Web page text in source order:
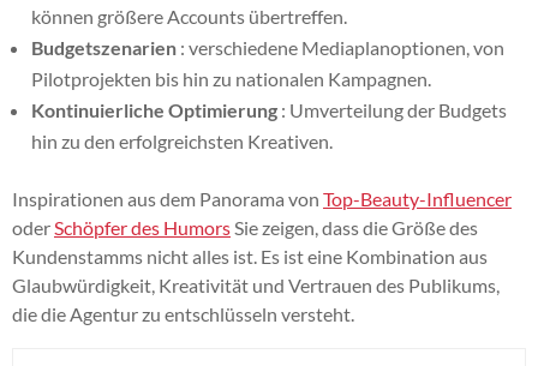
können größere Accounts übertreffen.
Budgetszenarien : verschiedene Mediaplanoptionen, von
Pilotprojekten bis hin zu nationalen Kampagnen.
Kontinuierliche Optimierung : Umverteilung der Budgets
hin zu den erfolgreichsten Kreativen.
Inspirationen aus dem Panorama von Top-Beauty-Influencer
oderSchöpfer des HumorsSie zeigen, dass die Größe des
Kundenstamms nicht alles ist. Es ist eine Kombination aus
Glaubwürdigkeit, Kreativität und Vertrauen des Publikums,
die die Agentur zu entschlüsseln versteht.